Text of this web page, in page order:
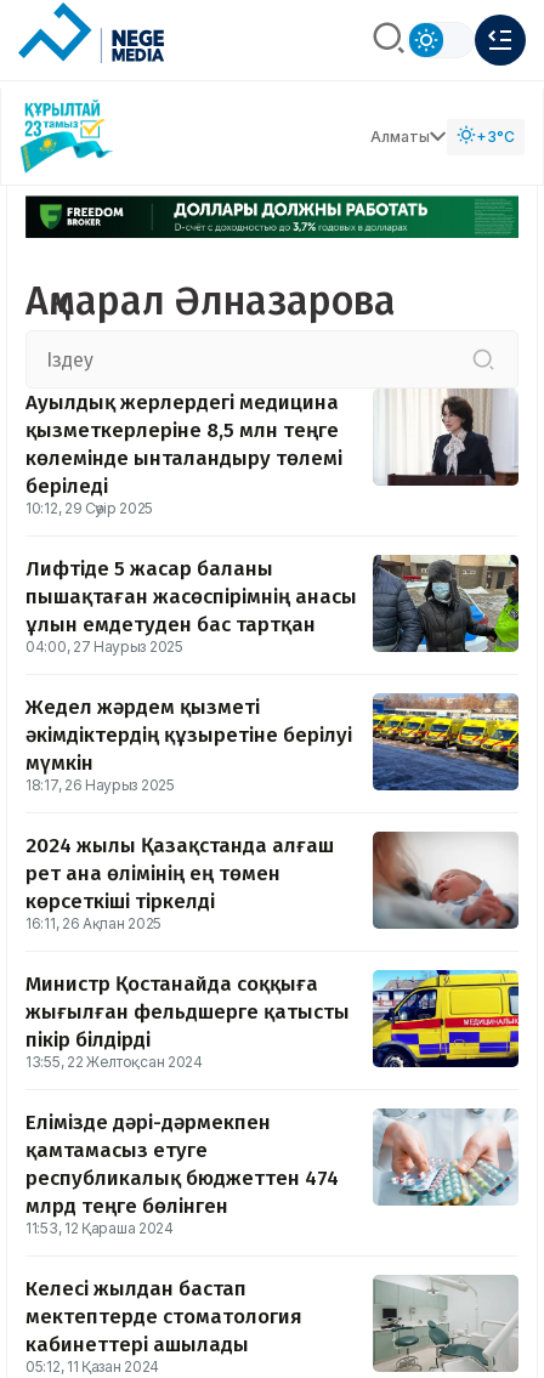
Алматы +3°C
Ақмарал Әлназарова
Ауылдық жерлердегі медицина
қызметкерлеріне 8,5 млн теңге
көлемінде ынталандыру төлемі
беріледі
10:12, 29 Сәуір 2025
Лифтіде 5 жасар баланы
пышақтаған жасөспірімнің анасы
ұлын емдетуден бас тартқан
04:00, 27 Наурыз 2025
Жедел жәрдем қызметі
әкімдіктердің құзыретіне берілуі
мүмкін
18:17, 26 Наурыз 2025
2024 жылы Қазақстанда алғаш
рет ана өлімінің ең төмен
көрсеткіші тіркелді
16:11, 26 Ақпан 2025
Министр Қостанайда соққыға
жығылған фельдшерге қатысты
пікір білдірді
13:55, 22 Желтоқсан 2024
Елімізде дәрі-дәрмекпен
қамтамасыз етуге
республикалық бюджеттен 474
млрд теңге бөлінген
11:53, 12 Қараша 2024
Келесі жылдан бастап
мектептерде стоматология
кабинеттері ашылады
05:12, 11 Қазан 2024